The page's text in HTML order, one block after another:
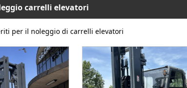
carrelli elevatori
per il noleggio di carrelli elevatori